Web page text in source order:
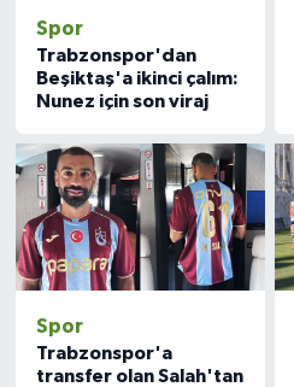
Spor
Trabzonspor'dan
Beşiktaş'a ikinci çalım:
Nunez için son viraj
Spor
Trabzonspor'a
transfer olan Salah'tan